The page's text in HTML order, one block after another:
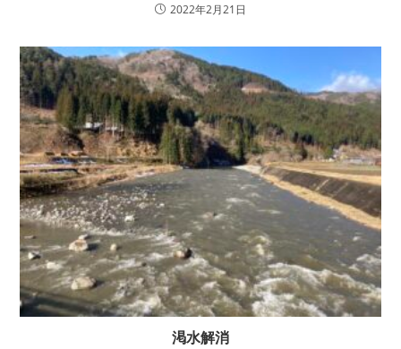
2022年2月21日
渇水解消